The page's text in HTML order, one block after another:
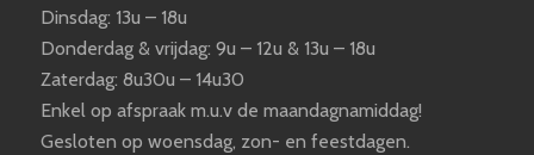
Dinsdag: 13u – 18u
Donderdag & vrijdag: 9u – 12u & 13u – 18u
Zaterdag: 8u30u – 14u30
Enkel op afspraak m.u.v de maandagnamiddag!
Gesloten op woensdag, zon- en feestdagen.